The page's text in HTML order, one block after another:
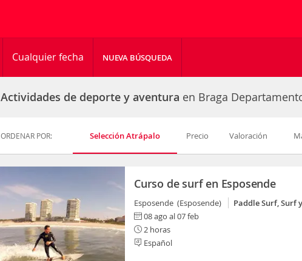
Cualquier fecha NUEVA BÚSQUEDA
Actividades de deporte y aventura en Braga
ORDENAR POR: Selección Atrápalo Precio Valoración
Curso de surf en Esposende
Esposende (Esposende)
Paddle Surf, Surf
08 ago al 07 feb
2 horas
Español